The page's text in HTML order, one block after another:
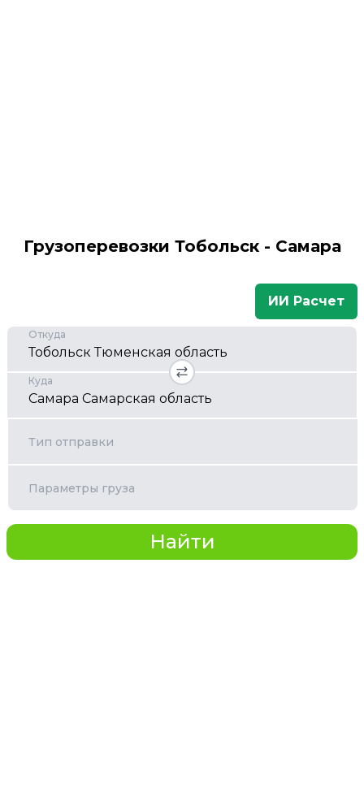
Грузоперевозки Тобольск - Самара
ИИ Расчет
Откуда
Куда
Тип отправки
Параметры груза
Найти